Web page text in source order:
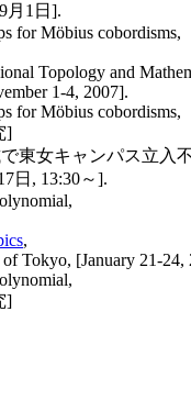
月1日].
for Möbius cobordisms,
Topology and
1-4, 2007].
for Möbius cobordisms,
]
東女キャンパス立入
日, 13:30～].
,
Tokyo, [January 21-24,
]